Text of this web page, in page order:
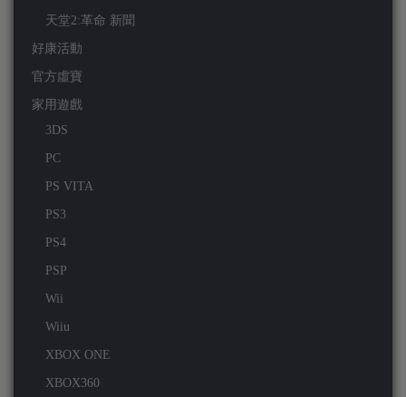
天堂2:革命 新聞
好康活動
官方虛寶
家用遊戲
3DS
PC
PS VITA
PS3
PS4
PSP
Wii
Wiiu
XBOX ONE
XBOX360